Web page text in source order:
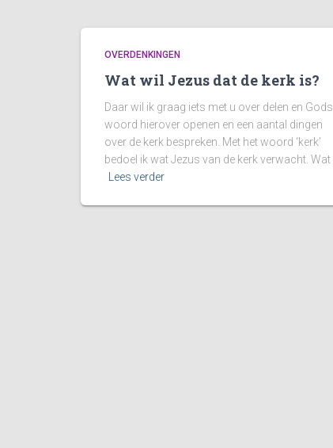
OVERDENKINGEN
Wat wil Jezus dat de kerk is?
Daar wil ik graag iets met u over delen en Gods
woord hierover openen en een aantal dingen
over de kerk bespreken. Met het woord ‘kerk’
bedoel ik wat Jezus van de kerk verwacht. Wat
Lees verder